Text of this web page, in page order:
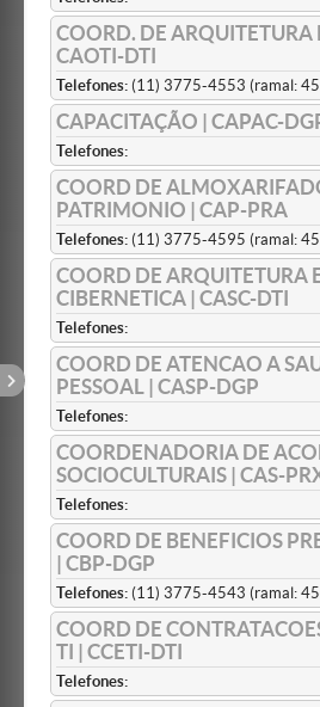
COORD. DE ARQUITETURA
CAOTI-DTI
Telefones: (11) 3775-4553 (ramal:
CAPACITAÇÃO | CAPAC-
Telefones:
COORD DE
PATRIMONIO | CAP-PRA
Telefones: (11) 3775-4595 (ramal:
COORD DE ARQUITETURA
CIBERNETICA | CASC-DTI
Telefones:
COORD DE ATENCAO A
PESSOAL | CASP-DGP
Telefones:
COORDENADORIA DE
SOCIOCULTURAIS | CAS-
Telefones:
COORD DE BENEFICIOS
| CBP-DGP
Telefones: (11) 3775-4543 (ramal:
COORD DE
TI | CCETI-DTI
Telefones: